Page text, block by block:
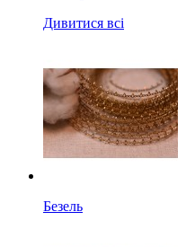
Дивитися всі
Безель